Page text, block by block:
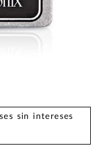
sin intereses